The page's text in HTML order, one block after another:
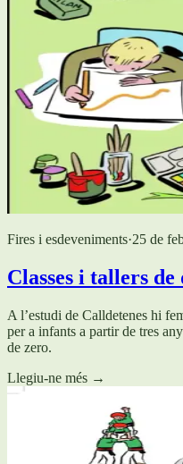
Fires i esdeveniments·25 de
Classes i tallers
A l’estudi de Calldetenes hi
per a infants a partir de tres
de zero.
Llegiu-ne més →